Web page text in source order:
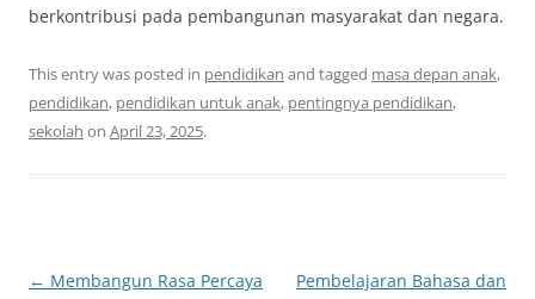
berkontribusi pada pembangunan masyarakat dan negara.
This entry was posted in pendidikan and tagged masa depan anak,
pendidikan, pendidikan untuk anak, pentingnya pendidikan,
sekolah on April 23, 2025.
Post
← Membangun Rasa Percaya
Pembelajaran Bahasa dan